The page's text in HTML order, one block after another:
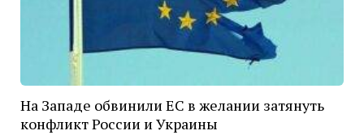
На Западе обвинили ЕС в желании затянуть
конфликт России и Украины